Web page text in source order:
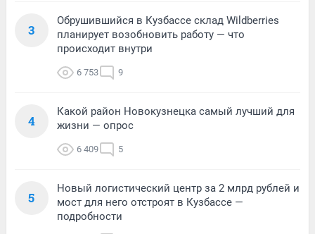
3
Обрушившийся в Кузбассе склад Wildberries
планирует возобновить работу — что
происходит внутри
6 753 9
4
Какой район Новокузнецка самый лучший для
жизни — опрос
6 409 5
5
Новый логистический центр за 2 млрд рублей и
мост для него отстроят в Кузбассе —
подробности